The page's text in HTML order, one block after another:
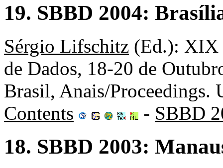
19. SBBD 2004:
Sérgio Lifschitz (Ed.): XIX
de Dados, 18-20 de
Brasil, Anais/
Contents
- SBBD
18. SBBD 2003: